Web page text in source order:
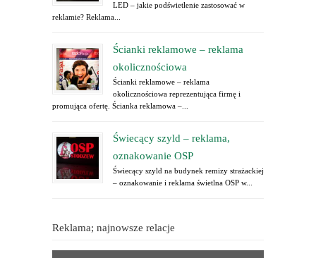
LED – jakie podświetlenie zastosować w
reklamie? Reklama...
Ścianki reklamowe – reklama
okolicznościowa
Ścianki reklamowe – reklama
okolicznościowa reprezentująca firmę i
promująca ofertę. Ścianka reklamowa –...
Świecący szyld – reklama,
oznakowanie OSP
Świecący szyld na budynek remizy strażackiej
– oznakowanie i reklama świetlna OSP w...
Reklama; najnowsze relacje